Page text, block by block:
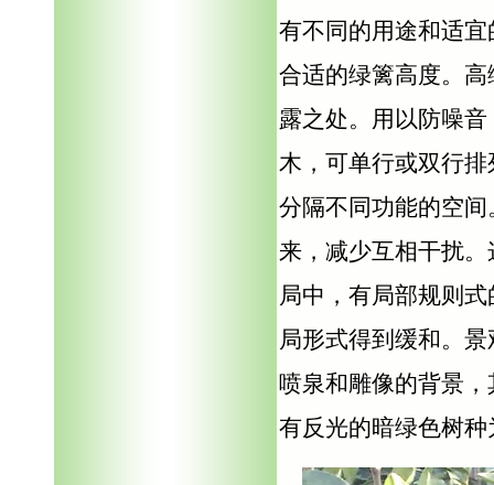
有不同的用途和适
合适的绿篱高度。
露之处。用以防噪
木，可单行或双行
分隔不同功能的空
来，减少互相干扰
局中，有局部规则
局形式得到缓和。
喷泉和雕像的背景
有反光的暗绿色树